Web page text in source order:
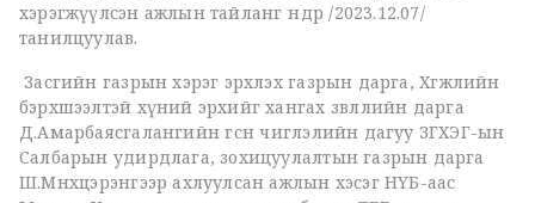
хэрэгжүүлсэн ажлын тайланг өнөөдөр /2023.12.07/
танилцуулав.
Засгийн газрын хэрэг эрхлэх газрын дарга, Хөгжлийн
бэрхшээлтэй хүний эрхийг хангах зөвлөлийн дарга
Д.Амарбаясгалангийн өгсөн чиглэлийн дагуу ЗГХЭГ-ын
Салбарын удирдлага, зохицуулалтын газрын дарга
Ш.Мөнхцэрэнгээр ахлуулсан ажлын хэсэг НҮБ-аас